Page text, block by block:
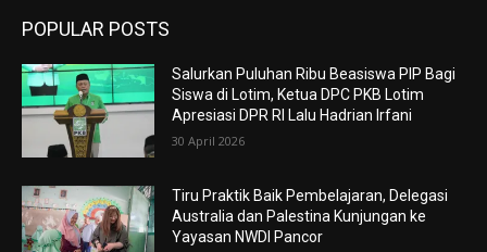
POPULAR POSTS
Salurkan Puluhan Ribu Beasiswa PIP Bagi
Siswa di Lotim, Ketua DPC PKB Lotim
Apresiasi DPR RI Lalu Hadrian Irfani
30 April 2026
Tiru Praktik Baik Pembelajaran, Delegasi
Australia dan Palestina Kunjungan ke
Yayasan NWDI Pancor